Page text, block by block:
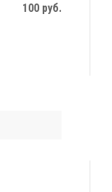
100 руб.